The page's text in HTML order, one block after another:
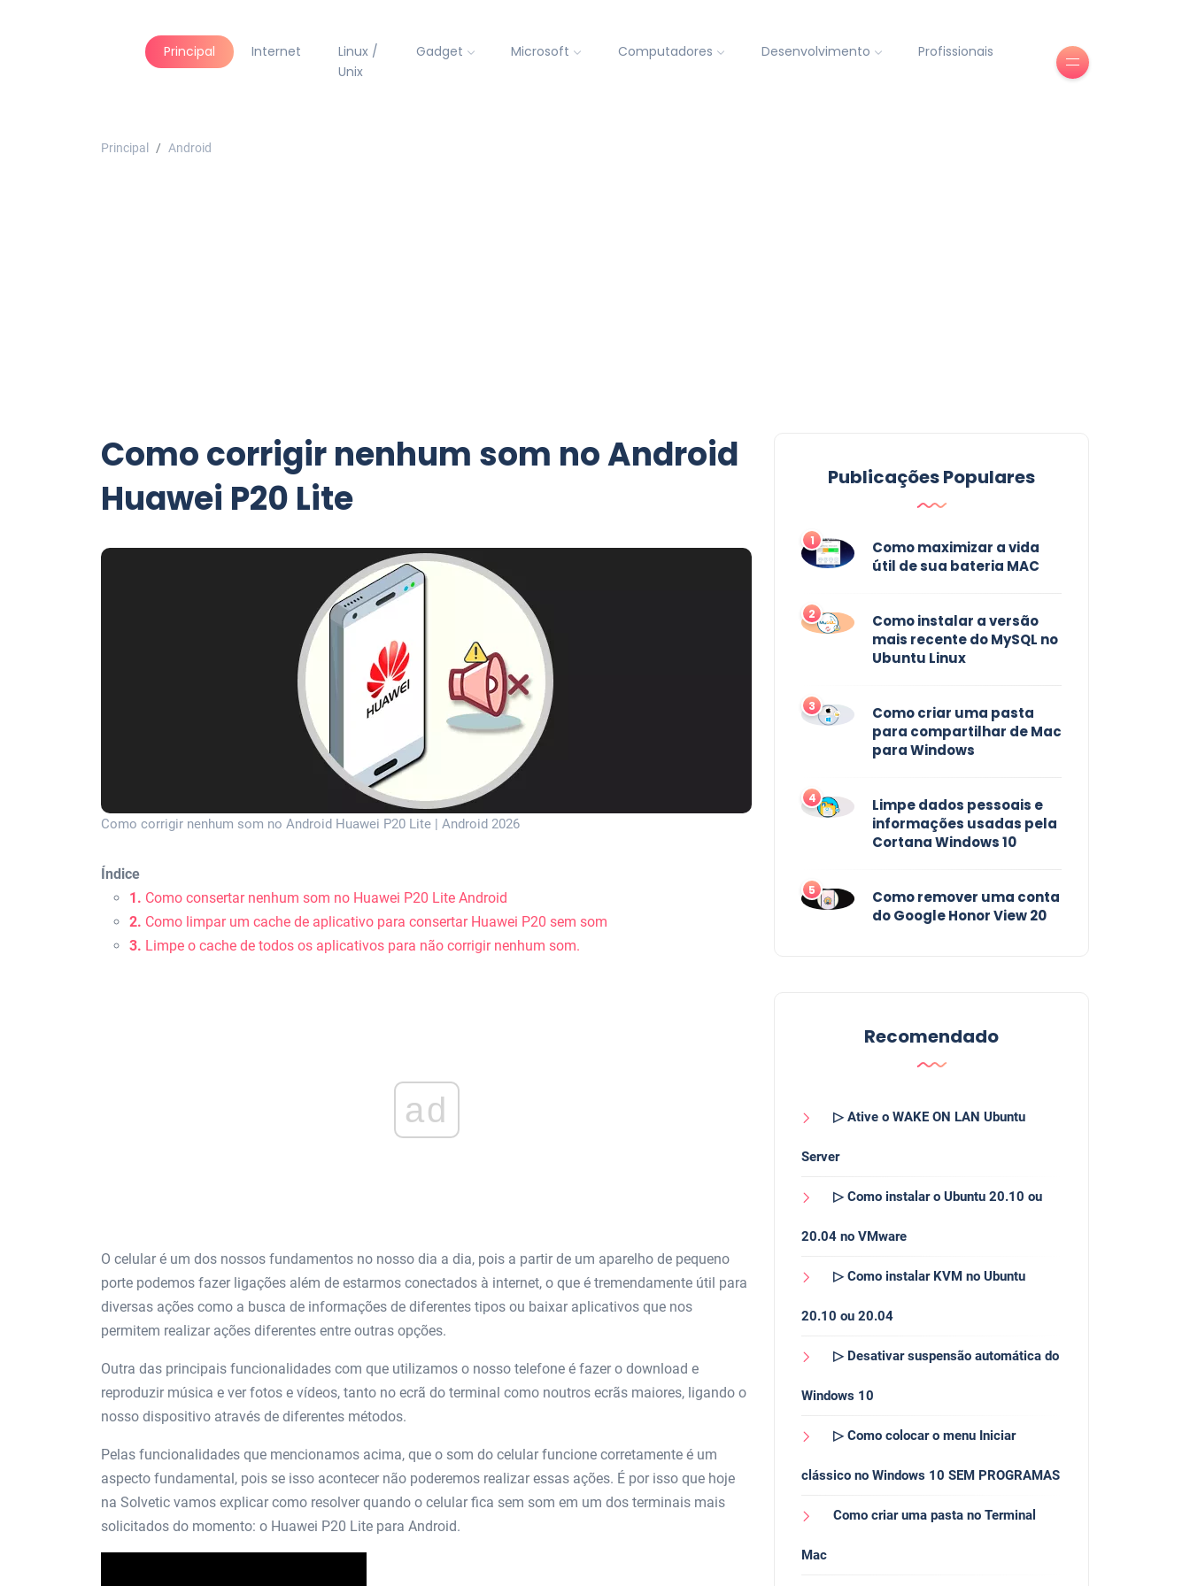
Principal Internet
Linux /
Unix
Gadget Microsoft Computadores Desenvolvimento Profissionais
Principal Android
Como corrigir nenhum som no Android
Huawei P20 Lite
Como corrigir nenhum som no Android Huawei P20 Lite | Android 2026
Índice
1. Como consertar nenhum som no Huawei P20 Lite Android
2. Como limpar um cache de aplicativo para consertar Huawei P20 sem som
3. Limpe o cache de todos os aplicativos para não corrigir nenhum som.
ad
O celular é um dos nossos fundamentos no nosso dia a dia, pois a partir de um aparelho de pequeno
porte podemos fazer ligações além de estarmos conectados à internet, o que é tremendamente útil para
diversas ações como a busca de informações de diferentes tipos ou baixar aplicativos que nos
permitem realizar ações diferentes entre outras opções.
Outra das principais funcionalidades com que utilizamos o nosso telefone é fazer o download e
reproduzir música e ver fotos e vídeos, tanto no ecrã do terminal como noutros ecrãs maiores, ligando o
nosso dispositivo através de diferentes métodos.
Pelas funcionalidades que mencionamos acima, que o som do celular funcione corretamente é um
aspecto fundamental, pois se isso acontecer não poderemos realizar essas ações. É por isso que hoje
na Solvetic vamos explicar como resolver quando o celular fica sem som em um dos terminais mais
solicitados do momento: o Huawei P20 Lite para Android.
Publicações Populares
1
Como maximizar a vida
útil de sua bateria MAC
2
Como instalar a versão
mais recente do MySQL no
Ubuntu Linux
3
Como criar uma pasta
para compartilhar de Mac
para Windows
4
Limpe dados pessoais e
informações usadas pela
Cortana Windows 10
5
Como remover uma conta
do Google Honor View 20
Recomendado
▷ Ative o WAKE ON LAN Ubuntu
Server
▷ Como instalar o Ubuntu 20.10 ou
20.04 no VMware
▷ Como instalar KVM no Ubuntu
20.10 ou 20.04
▷ Desativar suspensão automática do
Windows 10
▷ Como colocar o menu Iniciar
clássico no Windows 10 SEM PROGRAMAS
Como criar uma pasta no Terminal
Mac